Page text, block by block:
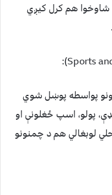
شاوخوا هم كرل كيږي
پواسطه پوښل شوي
پولو، اسپ ځغلونې او
لوبغالي هم د چمنونو